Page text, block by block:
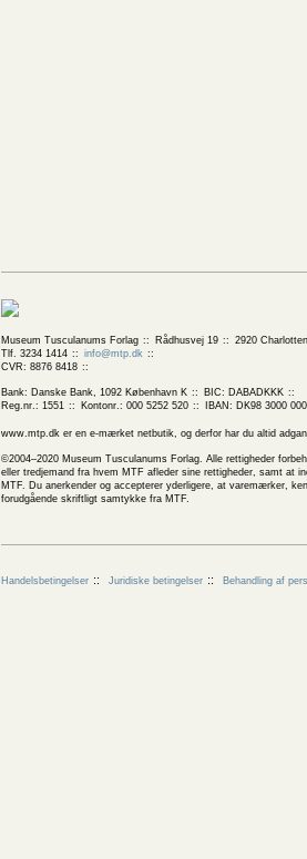
Museum Tusculanums Forlag Rådhusvej 19
2920
Tlf. 3234 1414
info@mtp.dk
CVR: 8876 8418
Bank: Danske Bank, 1092 København K
BIC: DABADKKK
Reg.nr.: 1551
Kontonr.: 000 5252 520 IBAN: DK98 3000
www.mtp.dk er en e-mærket netbutik, og derfor har du altid
©2004–2020 Museum Tusculanums Forlag. Alle rettigheder
eller tredjemand fra hvem MTF afleder sine rettigheder, samt at
MTF. Du anerkender og accepterer yderligere, at varemærker,
forudgående skriftligt samtykke fra MTF.
Handelsbetingelser Juridiske betingelser Behandling af